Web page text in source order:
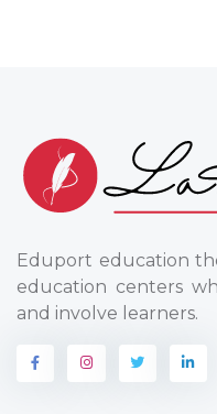
Eduport education
education centers
and involve learners.